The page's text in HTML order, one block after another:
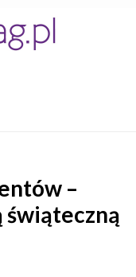
–
świąteczną